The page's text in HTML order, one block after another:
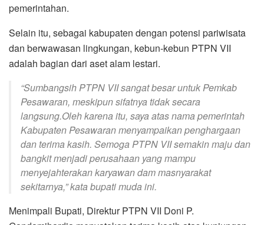
pemerintahan.
Selain itu, sebagai kabupaten dengan potensi pariwisata
dan berwawasan lingkungan, kebun-kebun PTPN VII
adalah bagian dari aset alam lestari.
“Sumbangsih PTPN VII sangat besar untuk Pemkab
Pesawaran, meskipun sifatnya tidak secara
langsung.Oleh karena itu, saya atas nama pemerintah
Kabupaten Pesawaran menyampaikan penghargaan
dan terima kasih. Semoga PTPN VII semakin maju dan
bangkit menjadi perusahaan yang mampu
menyejahterakan karyawan dam masnyarakat
sekitarnya,” kata bupati muda ini.
Menimpali Bupati, Direktur PTPN VII Doni P.